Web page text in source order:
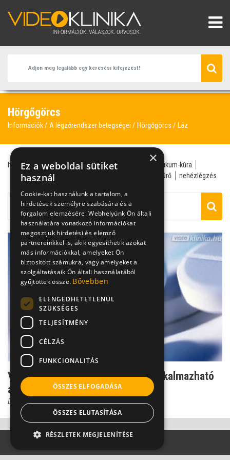
Hörgőgörcs
Információk A légzőrendszer betegségei Hörgőgörcs Láz
hörgőgörcs tüdőgyógyász antibiotikum
antibiotikum-kúra
cigaretta
gyermekgyógyász légszűrő nehézlégzés
Vigyázat: így is hathat a helyileg alkalmazható
antibiotikum...
Dr. Bókay János
×
Ez a weboldal sütiket
használ
Cookie-kat használunk a tartalom, a
hirdetések személyre szabására és a
forgalom elemzésére. Webhelyünk Ön általi
használatára vonatkozó információkat
megosztjuk hirdetési és elemző
partnereinkkel is, akik egyesíthetik azokat
más információkkal, amelyeket Ön
biztosított számukra, vagy amelyeket a
szolgáltatásaik Ön általi használatából
gyűjtöttek össze. Bővebben
ELENGEDHETETLENÜL
SZÜKSÉGES
TELJESÍTMÉNY
CÉLZÁS
FUNKCIONALITÁS
ÖSSZES ELFOGADÁSA
ÖSSZES ELUTASÍTÁSA
RÉSZLETEK MEGJELENÍTÉSE